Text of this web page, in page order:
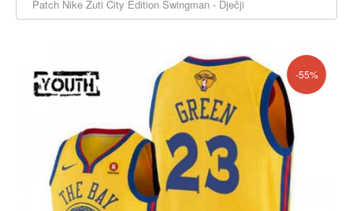
Patch Nike Žuti City Edition Swingman - Dječji
-55%